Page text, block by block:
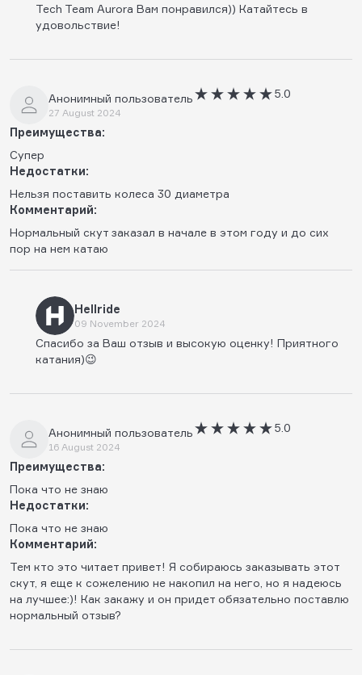
Tech Team Aurora Вам понравился)) Катайтесь в
удовольствие!
Анонимный пользователь
27 August 2024
5.0
Преимущества:
Супер
Недостатки:
Нельзя поставить колеса 30 диаметра
Комментарий:
Нормальный скут заказал в начале в этом году и до сих
пор на нем катаю
Hellride
09 November 2024
Спасибо за Ваш отзыв и высокую оценку! Приятного
катания)😉
Анонимный пользователь
16 August 2024
5.0
Преимущества:
Пока что не знаю
Недостатки:
Пока что не знаю
Комментарий:
Тем кто это читает привет! Я собираюсь заказывать этот
скут, я еще к сожелению не накопил на него, но я надеюсь
на лучшее:)! Как закажу и он придет обязательно поставлю
нормальный отзыв?